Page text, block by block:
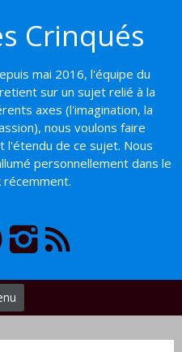
Crinqués
mai 2016, l'équipe du
sur un sujet relié à la
axes (l'imagination, la
nous voulons faire
l'étendu de ce sujet. Nous
personnellement dans le